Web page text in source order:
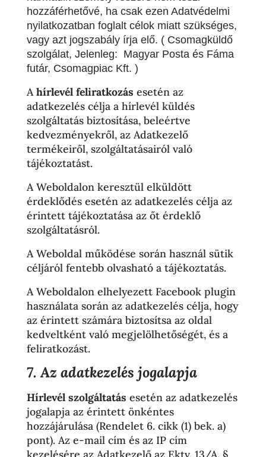
hozzáférhetővé, ha csak ezen Adatvédelmi
nyilatkozatban foglalt célok miatt szükséges,
vagy azt jogszabály írja elő. ( Csomagküldő
szolgálat, Jelenleg: Magyar Posta és Fáma
futár, Csomagpiac Kft. )
Ahírlevél feliratkozás esetén az
adatkezelés célja a hírlevél küldés
szolgáltatás biztosítása, beleértve
kedvezményekről, az Adatkezelő
termékeiről, szolgáltatásairól való
tájékoztatást.
A Weboldalon keresztül elküldött
érdeklődés esetén az adatkezelés célja az
érintett tájékoztatása az őt érdeklő
szolgáltatásról.
A Weboldal működése során használ sütik
céljáról fentebb olvasható a tájékoztatás.
A Weboldalon elhelyezett Facebook plugin
használata során az adatkezelés célja, hogy
az érintett számára biztosítsa az oldal
kedveltként való megjelölhetőségét, és a
feliratkozást.
7. Az adatkezelés jogalapja
Hírlevél szolgáltatás esetén az adatkezelés
jogalapja az érintett önkéntes
hozzájárulása (Rendelet 6. cikk (1) bek. a)
pont). Az e-mail cím és az IP cím